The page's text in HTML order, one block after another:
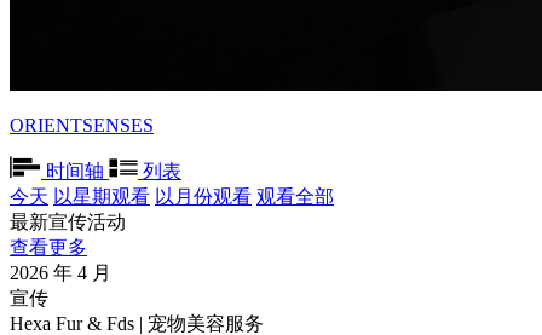
ORIENTSENSES
时间轴
列表
今天 以星期观看 以月份观看 观看全部
最新宣传活动
查看更多
2026 年 4 月
宣传
Hexa Fur & Fds | 宠物美容服务